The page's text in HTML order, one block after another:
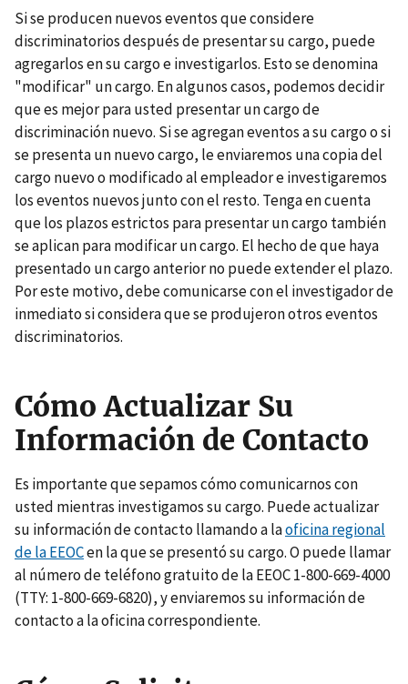
Si se producen nuevos eventos que considere
discriminatorios después de presentar su cargo, puede
agregarlos en su cargo e investigarlos. Esto se denomina
"modificar" un cargo. En algunos casos, podemos decidir
que es mejor para usted presentar un cargo de
discriminación nuevo. Si se agregan eventos a su cargo o si
se presenta un nuevo cargo, le enviaremos una copia del
cargo nuevo o modificado al empleador e investigaremos
los eventos nuevos junto con el resto. Tenga en cuenta
que los plazos estrictos para presentar un cargo también
se aplican para modificar un cargo. El hecho de que haya
presentado un cargo anterior no puede extender el plazo.
Por este motivo, debe comunicarse con el investigador de
inmediato si considera que se produjeron otros eventos
discriminatorios.
Cómo Actualizar Su
Información de Contacto
Es importante que sepamos cómo comunicarnos con
usted mientras investigamos su cargo. Puede actualizar
su información de contacto llamando a laoficina regional
de la EEOCen la que se presentó su cargo. O puede llamar
al número de teléfono gratuito de la EEOC 1-800-669-4000
(TTY: 1-800-669-6820), y enviaremos su información de
contacto a la oficina correspondiente.